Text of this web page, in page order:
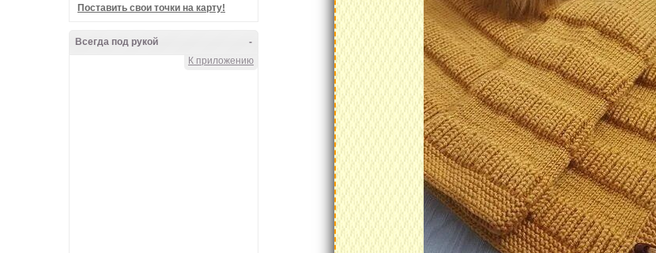
Поставить свои точки на карту!
-
Всегда под рукой
К приложению